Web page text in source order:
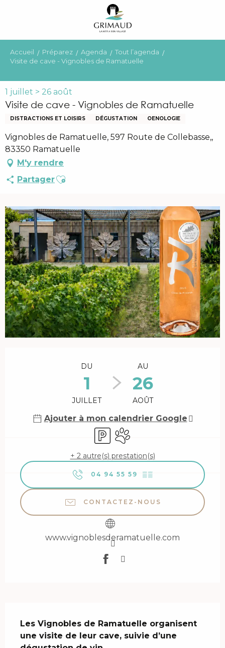
principal
Accueil Préparez Agenda
Tout l’agenda
Visite de cave - Vignobles de Ramatuelle
1 juillet > 26 août
Visite de cave - Vignobles de Ramatuelle
DISTRACTIONS ET LOISIRS DÉGUSTATION OENOLOGIE
Vignobles de Ramatuelle, 597 Route de Collebasse,,
83350 Ramatuelle
M'y rendre
PartagerAjouter aux favoris
DU
1
JUILLET
AU
26
AOÛT
Ajouter à mon calendrier Google
ParkingAnimaux acceptés
+ 2 autre(s) prestation(s)
04 94 55 59 ▒▒
CONTACTEZ-NOUS
www.vignoblesderamatuelle.com
Les Vignobles de Ramatuelle organisent
une visite de leur cave, suivie d’une